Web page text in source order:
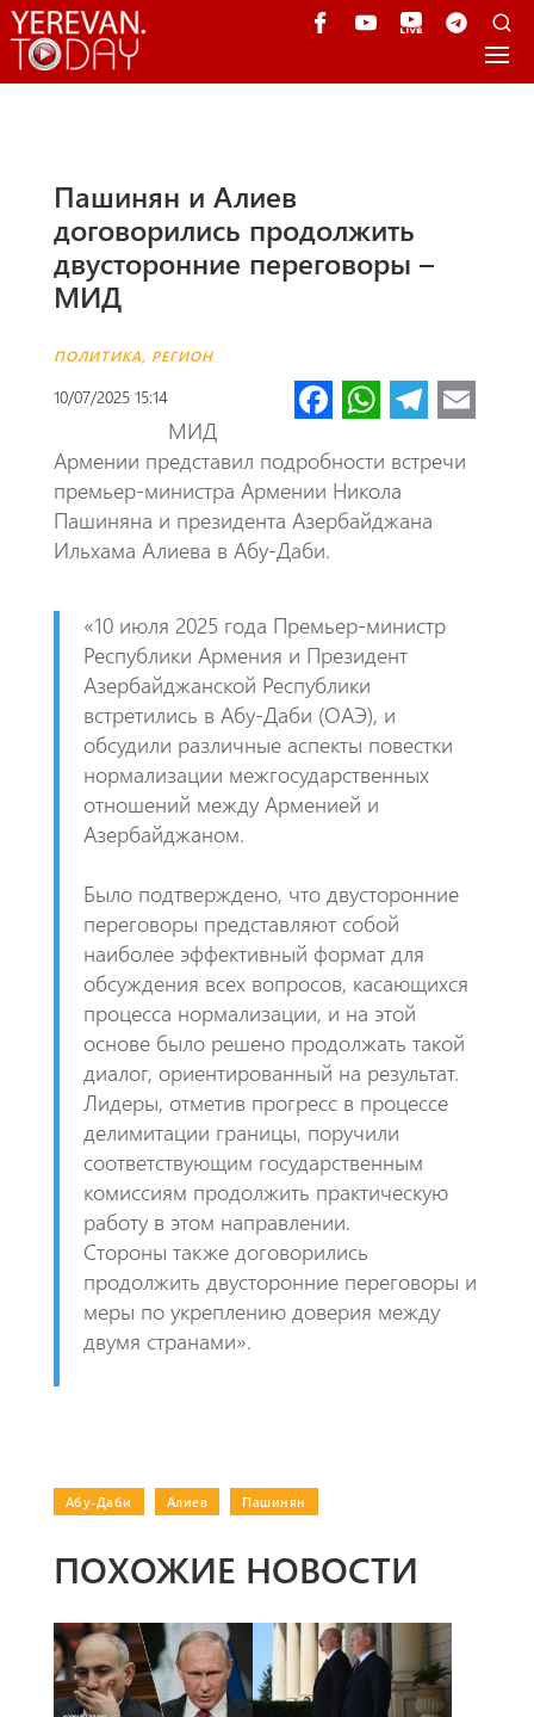
Пашинян и Алиев
договорились продолжить
двусторонние переговоры –
МИД
ПОЛИТИКА, РЕГИОН
10/07/2025 15:14 Fa
b
o
W
at
s
p
Te
gr
a
МИД
Армении представил подробности встречи
премьер-министра Армении Никола
Пашиняна и президента Азербайджана
Ильхама Алиева в Абу-Даби.
«10 июля 2025 года Премьер-министр
Республики Армения и Президент
Азербайджанской Республики
встретились в Абу-Даби (ОАЭ), и
обсудили различные аспекты повестки
нормализации межгосударственных
отношений между Арменией и
Азербайджаном.
Было подтверждено, что двусторонние
переговоры представляют собой
наиболее эффективный формат для
обсуждения всех вопросов, касающихся
процесса нормализации, и на этой
основе было решено продолжать такой
диалог, ориентированный на результат.
Лидеры, отметив прогресс в процессе
делимитации границы, поручили
соответствующим государственным
комиссиям продолжить практическую
работу в этом направлении.
Стороны также договорились
продолжить двусторонние переговоры и
меры по укреплению доверия между
двумя странами».
Абу-Даби Алиев Пашинян
ПОХОЖИЕ НОВОСТИ